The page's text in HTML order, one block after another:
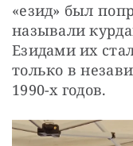
«езид» был
называли
Езидами их
только в
1990-х годов.